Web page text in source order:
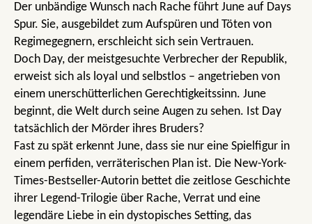
Der unbändige Wunsch nach Rache führt June auf Days
Spur. Sie, ausgebildet zum Aufspüren und Töten von
Regimegegnern, erschleicht sich sein Vertrauen.
Doch Day, der meistgesuchte Verbrecher der Republik,
erweist sich als loyal und selbstlos – angetrieben von
einem unerschütterlichen Gerechtigkeitssinn. June
beginnt, die Welt durch seine Augen zu sehen. Ist Day
tatsächlich der Mörder ihres Bruders?
Fast zu spät erkennt June, dass sie nur eine Spielfigur in
einem perfiden, verräterischen Plan ist. Die New-York-
Times-Bestseller-Autorin bettet die zeitlose Geschichte
ihrer Legend-Trilogie über Rache, Verrat und eine
legendäre Liebe in ein dystopisches Setting, das